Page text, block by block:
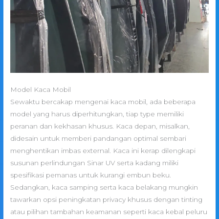
Model Kaca Mobil
Sewaktu bercakap mengenai kaca mobil, ada beberapa
model yang harus diperhitungkan, tiap type memiliki
peranan dan kekhasan khusus. Kaca depan, misalkan,
didesain untuk memberi pandangan optimal sembari
menghentikan imbas external. Kaca ini kerap dilengkapi
susunan perlindungan Sinar UV serta kadang miliki
spesifikasi pemanas untuk kurangi embun beku.
Sedangkan, kaca samping serta kaca belakang mungkin
tawarkan opsi peningkatan privacy khusus dengan tinting
atau pilihan tambahan keamanan seperti kaca kebal peluru